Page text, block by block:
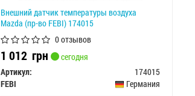
Внешний датчик температуры воздуха
Mazda (пр-во FEBI) 174015
0 отзывов
1 012грн
сегодня
Артикул:
174015
FEBI
Германия